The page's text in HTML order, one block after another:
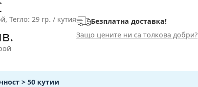
Тегло: 29 гр. / кутия
Безплатна доставка!
Защо цените ни са толкова добри?
> 50 кутии